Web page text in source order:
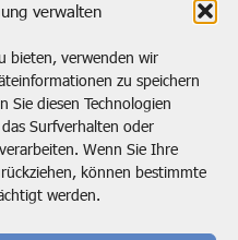
verwalten
bieten, verwenden wir
zu speichern
Sie diesen Technologien
Surfverhalten oder
Wenn Sie Ihre
können bestimmte
werden.